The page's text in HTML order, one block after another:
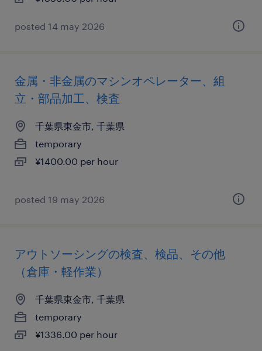
posted 14 may 2026
金属・非金属のマシンオペレーター、組
立・部品加工、検査
千葉県東金市, 千葉県
temporary
¥1400.00 per hour
posted 19 may 2026
アウトソーシングの検査、検品、その他
（倉庫・軽作業）
千葉県東金市, 千葉県
temporary
¥1336.00 per hour